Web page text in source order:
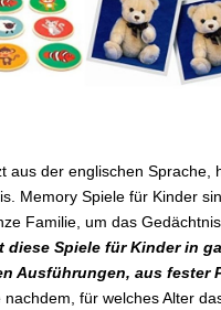
aus der englischen Sprache,
Memory Spiele für Kinder
Familie, um das
diese Spiele für Kinder in
Ausführungen, aus fester
nachdem, für welches Alter